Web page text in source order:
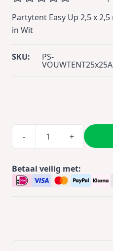
Partytent Easy Up 2,5 x
in Wit
SKU: PS-
- +
Betaal veilig met: